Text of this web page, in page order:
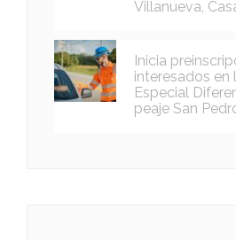
Villanueva,
Inicia
interesados en
Especial
peaje San